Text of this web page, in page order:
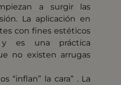
a surgir las
La aplicación en
con fines estéticos
y es una práctica
no existen arrugas
“inflan” la cara” . La